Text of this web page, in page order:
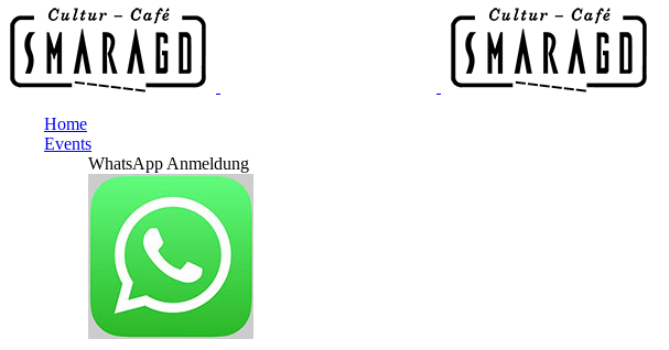
Home
Events
WhatsApp Anmeldung